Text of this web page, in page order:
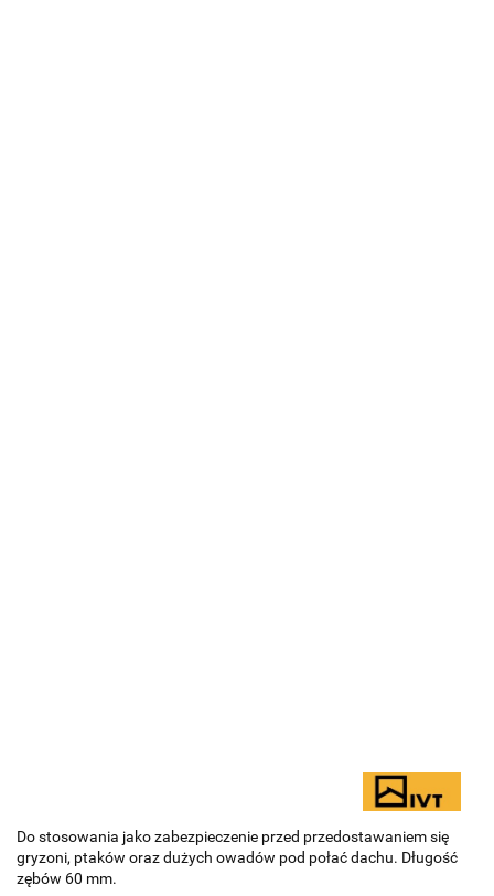
Do stosowania jako zabezpieczenie przed przedostawaniem się
gryzoni, ptaków oraz dużych owadów pod połać dachu. Długość
zębów 60 mm.